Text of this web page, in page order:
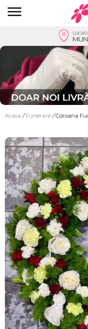
Acasa / Funerare / Coroana